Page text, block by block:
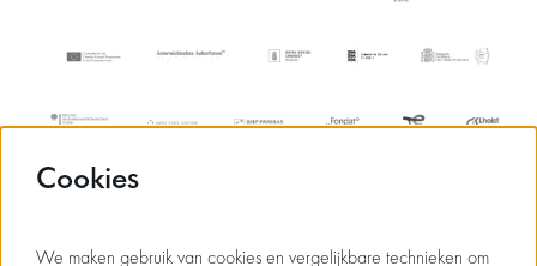
Cookies
We maken gebruik van cookies en vergelijkbare technieken om